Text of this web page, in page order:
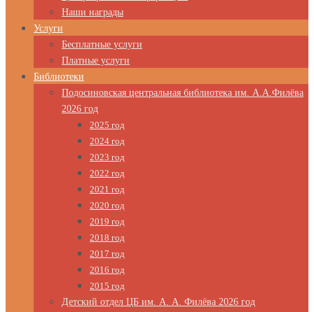
Наши награды
Услуги
Бесплатные услуги
Платные услуги
Библиотеки
Подосиновская центральная библиотека им. А.А.Филёва
2026 год
2025 год
2024 год
2023 год
2022 год
2021 год
2020 год
2019 год
2018 год
2017 год
2016 год
2015 год
Детский отдел ЦБ им. А. А. Филёва 2026 год